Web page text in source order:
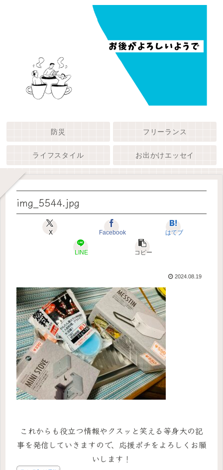
防災 フリーランス
ライフスタイル お出かけエッセイ
img_5544.jpg
X Facebook はてブ
LINE コピー
2024.08.19
これからも役立つ情報やクスッと笑える等身大の記
事を発信していきますので、応援ポチをよろしくお願
いします！